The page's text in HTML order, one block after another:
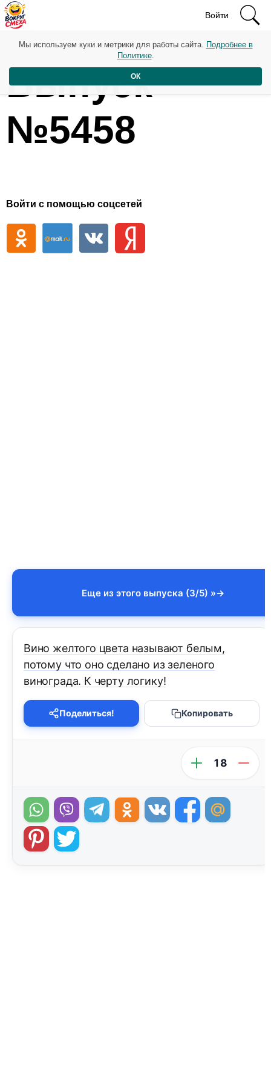
Войти
Выпуск
№5458
Войти с помощью соцсетей
Еще из этого выпуска (3/5) »
Вино желтого цвета называют белым,
потому что оно сделано из зеленого
винограда. К черту логику!
Поделиться! Копировать
18
Мы используем куки и метрики для работы сайта. Подробнее в
Политике.
ОК